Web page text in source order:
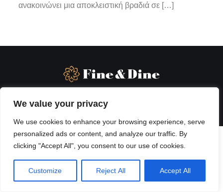
We value your privacy
We use cookies to enhance your browsing experience, serve
personalized ads or content, and analyze our traffic. By
clicking "Accept All", you consent to our use of cookies.
Customize Reject All Accept All
ανακοινώνει μια αποκλειστική βραδιά σε […]